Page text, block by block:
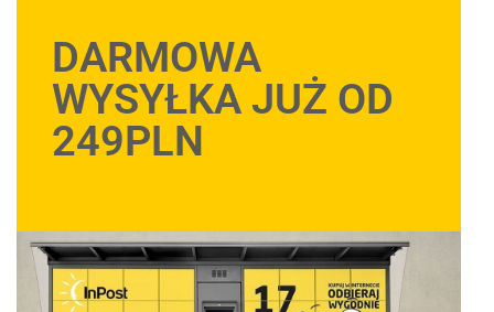
DARMOWA
WYSYŁKA JUŻ OD
249PLN